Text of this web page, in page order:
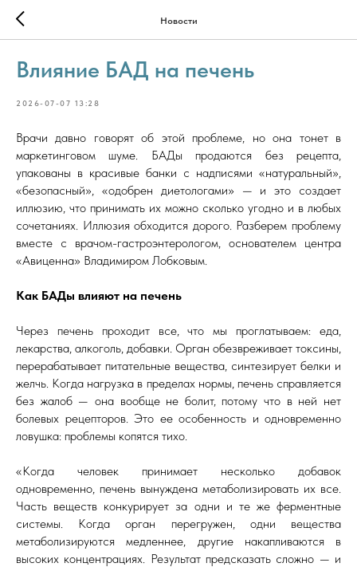
Новости
Влияние БАД на печень
2026-07-07 13:28
Врачи давно говорят об этой проблеме, но она тонет в
маркетинговом шуме. БАДы продаются без рецепта,
упакованы в красивые банки с надписями «натуральный»,
«безопасный», «одобрен диетологами» — и это создает
иллюзию, что принимать их можно сколько угодно и в любых
сочетаниях. Иллюзия обходится дорого. Разберем проблему
вместе с врачом-гастроэнтерологом, основателем центра
«Авиценна» Владимиром Лобковым.
Как БАДы влияют на печень
Через печень проходит все, что мы проглатываем: еда,
лекарства, алкоголь, добавки. Орган обезвреживает токсины,
перерабатывает питательные вещества, синтезирует белки и
желчь. Когда нагрузка в пределах нормы, печень справляется
без жалоб — она вообще не болит, потому что в ней нет
болевых рецепторов. Это ее особенность и одновременно
ловушка: проблемы копятся тихо.
«Когда человек принимает несколько добавок
одновременно, печень вынуждена метаболизировать их все.
Часть веществ конкурирует за одни и те же ферментные
системы. Когда орган перегружен, одни вещества
метаболизируются медленнее, другие накапливаются в
высоких концентрациях. Результат предсказать сложно — и